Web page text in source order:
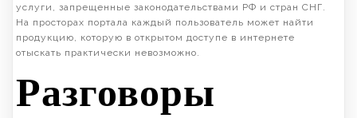
услуги, запрещенные законодательствами РФ и стран СНГ.
На просторах портала каждый пользователь может найти
продукцию, которую в открытом доступе в интернете
отыскать практически невозможно.
Разговоры